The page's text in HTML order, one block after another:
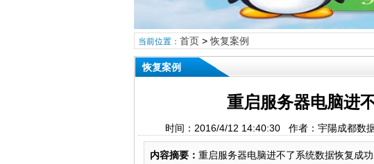
当前位置： 首页>恢复案例
恢复案例
重启服务器电脑进
时间：2016/4/12 14:40:30 作者：宇陽成都数
内容摘要： 重启服务器电脑进不了系统数据恢复成